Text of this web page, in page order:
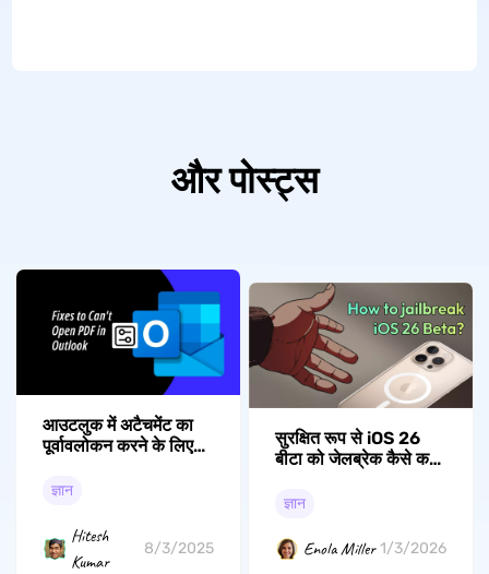
और पोस्ट्स
आउटलुक में अटैचमेंट का
पूर्वावलोकन करने के लिए
समाधान
ज्ञान
Hitesh
Kumar
8/3/2025
सुरक्षित रूप से iOS 26
बीटा को जेलब्रेक कैसे करें:
ज्ञान
Enola Miller 1/3/2026